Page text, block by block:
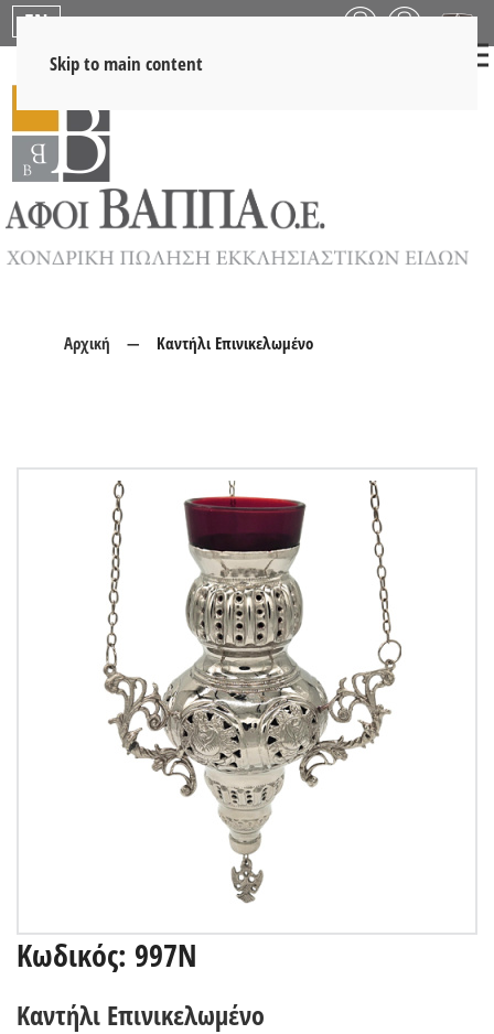
Skip to main content
EN
Αρχική Καντήλι Επινικελωμένο
Κωδικός: 997N
Καντήλι Επινικελωμένο